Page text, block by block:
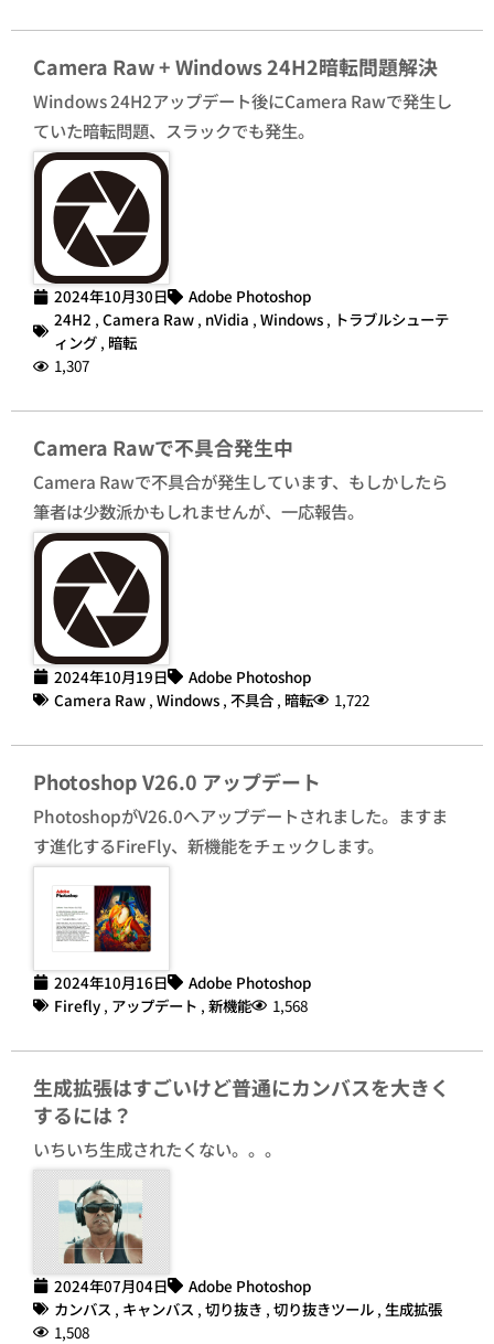
Camera Raw + Windows 24H2暗転問題解決
Windows 24H2アップデート後にCamera Rawで発生し
ていた暗転問題、スラックでも発生。
2024年10月30日
Adobe Photoshop
24H2 , Camera Raw , nVidia , Windows , トラブルシューテ
ィング , 暗転
1,307
Camera Rawで不具合発生中
Camera Rawで不具合が発生しています、もしかしたら
筆者は少数派かもしれませんが、一応報告。
2024年10月19日
Adobe Photoshop
Camera Raw , Windows , 不具合 , 暗転 1,722
Photoshop V26.0 アップデート
PhotoshopがV26.0へアップデートされました。ますま
す進化するFireFly、新機能をチェックします。
2024年10月16日
Adobe Photoshop
Firefly , アップデート , 新機能 1,568
生成拡張はすごいけど普通にカンバスを大きく
するには？
いちいち生成されたくない。。。
2024年07月04日
Adobe Photoshop
カンバス , キャンバス , 切り抜き , 切り抜きツール , 生成拡張
1,508